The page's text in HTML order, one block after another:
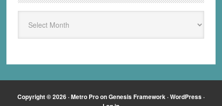
Kloptdatwel.nl
Copyright © 2026 ·Metro ProonGenesis Framework ·WordPress ·